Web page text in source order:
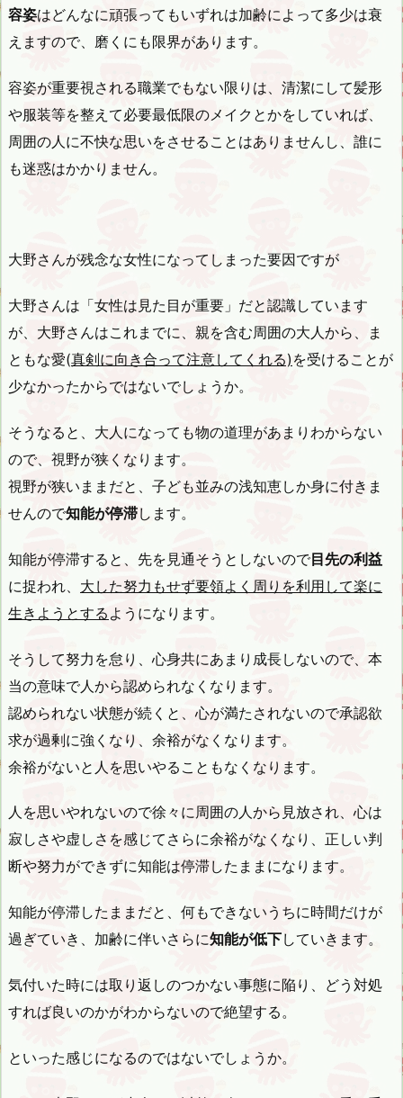
容姿はどんなに頑張ってもいずれは加齢によって多少は衰
えますので、磨くにも限界があります。
容姿が重要視される職業でもない限りは、清潔にして髪形
や服装等を整えて必要最低限のメイクとかをしていれば、
周囲の人に不快な思いをさせることはありませんし、誰に
も迷惑はかかりません。
大野さんが残念な女性になってしまった要因ですが
大野さんは「女性は見た目が重要」だと認識しています
が、大野さんはこれまでに、親を含む周囲の大人から、ま
ともな愛(真剣に向き合って注意してくれる) を受けることが
少なかったからではないでしょうか。
そうなると、大人になっても物の道理があまりわからない
ので、視野が狭くなります。
視野が狭いままだと、子ども並みの浅知恵しか身に付きま
せんので知能が停滞します。
知能が停滞すると、先を見通そうとしないので目先の利益
に捉われ、 大した努力もせず要領よく周りを利用して楽に
生きようとする ようになります。
そうして努力を怠り、心身共にあまり成長しないので、本
当の意味で人から認められなくなります。
認められない状態が続くと、心が満たされないので承認欲
求が過剰に強くなり、余裕がなくなります。
余裕がないと人を思いやることもなくなります。
人を思いやれないので徐々に周囲の人から見放され、心は
寂しさや虚しさを感じてさらに余裕がなくなり、正しい判
断や努力ができずに知能は停滞したままになります。
知能が停滞したままだと、何もできないうちに時間だけが
過ぎていき、加齢に伴いさらに知能が低下していきます。
気付いた時には取り返しのつかない事態に陥り、どう対処
すれば良いのかがわからないので絶望する。
といった感じになるのではないでしょうか。